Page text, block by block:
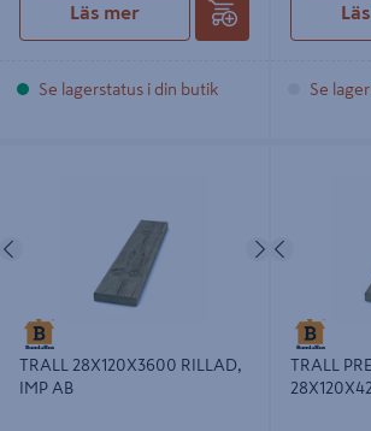
Läs mer
Se lagerstatus i din butik Se
Nästa
TRALL 28X120X3600 RILLAD,
IMP AB
TRALL
TRALL